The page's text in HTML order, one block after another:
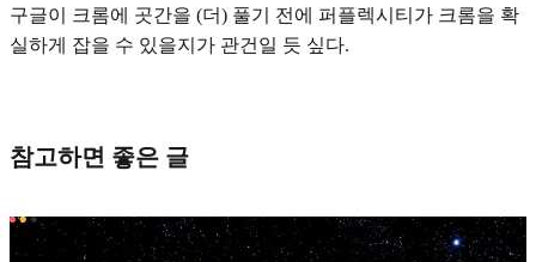
구글이 크롬에 곳간을 (더) 풀기 전에 퍼플렉시티가 크롬을 확
실하게 잡을 수 있을지가 관건일 듯 싶다.
참고하면 좋은 글